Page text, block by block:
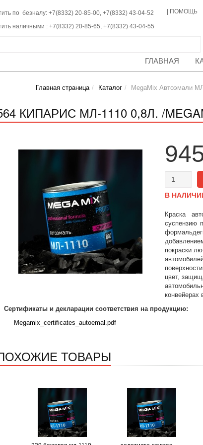
по безналу: +7(8332) 20-85-00, +7(8332) 43-04-52
наличными : +7(8332) 20-85-65, +7(8332) 43-04-55
ПОМОЩЬ
ГЛАВНАЯ
Главная страница Каталог MegaMix Автоэмали
КИПАРИС МЛ-1110 0,8Л. /
В
Краска
суспензию
покраски
цвет,
конвейерах
Сертификаты и декларации соответствия на продукцию:
Megamix_certificates_autoemal.pdf
ТОВАРЫ